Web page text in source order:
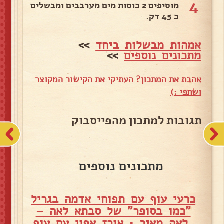
4
מוסיפים 2 כוסות מים מערבבים ומבשלים
כ 45 דק.
אמהות מבשלות ביחד >>
מתכונים נוספים>>
אהבת את המתכון? העתיקי את הקישור המקוצר
ושתפי :)
תגובות למתכון מהפייסבוק
מתכונים נוספים
כרעי עוף עם תפוחי אדמה בגריל
"כמו בסופר" של סבתא לאה –